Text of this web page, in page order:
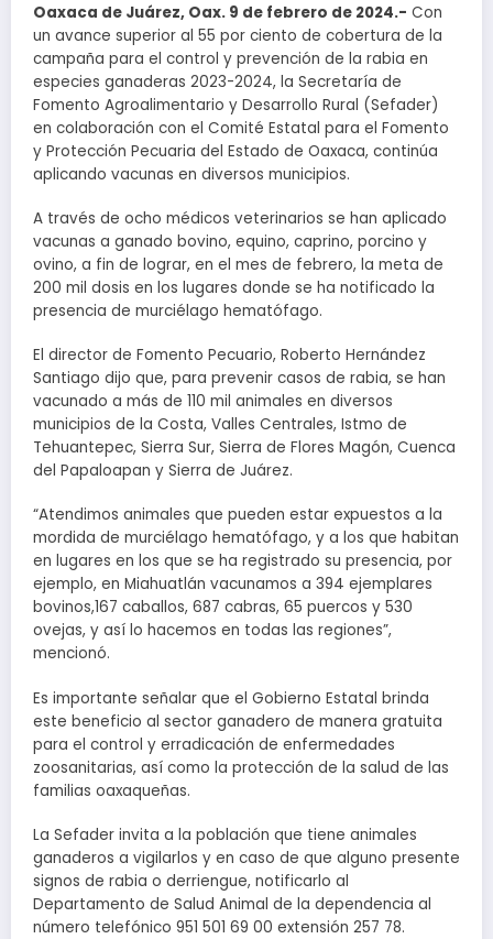
Oaxaca de Juárez, Oax. 9 de febrero de 2024.- Con
un avance superior al 55 por ciento de cobertura de la
campaña para el control y prevención de la rabia en
especies ganaderas 2023-2024, la Secretaría de
Fomento Agroalimentario y Desarrollo Rural (Sefader)
en colaboración con el Comité Estatal para el Fomento
y Protección Pecuaria del Estado de Oaxaca, continúa
aplicando vacunas en diversos municipios.
A través de ocho médicos veterinarios se han aplicado
vacunas a ganado bovino, equino, caprino, porcino y
ovino, a fin de lograr, en el mes de febrero, la meta de
200 mil dosis en los lugares donde se ha notificado la
presencia de murciélago hematófago.
El director de Fomento Pecuario, Roberto Hernández
Santiago dijo que, para prevenir casos de rabia, se han
vacunado a más de 110 mil animales en diversos
municipios de la Costa, Valles Centrales, Istmo de
Tehuantepec, Sierra Sur, Sierra de Flores Magón, Cuenca
del Papaloapan y Sierra de Juárez.
“Atendimos animales que pueden estar expuestos a la
mordida de murciélago hematófago, y a los que habitan
en lugares en los que se ha registrado su presencia, por
ejemplo, en Miahuatlán vacunamos a 394 ejemplares
bovinos,167 caballos, 687 cabras, 65 puercos y 530
ovejas, y así lo hacemos en todas las regiones”,
mencionó.
Es importante señalar que el Gobierno Estatal brinda
este beneficio al sector ganadero de manera gratuita
para el control y erradicación de enfermedades
zoosanitarias, así como la protección de la salud de las
familias oaxaqueñas.
La Sefader invita a la población que tiene animales
ganaderos a vigilarlos y en caso de que alguno presente
signos de rabia o derriengue, notificarlo al
Departamento de Salud Animal de la dependencia al
número telefónico 951 501 69 00 extensión 257 78.